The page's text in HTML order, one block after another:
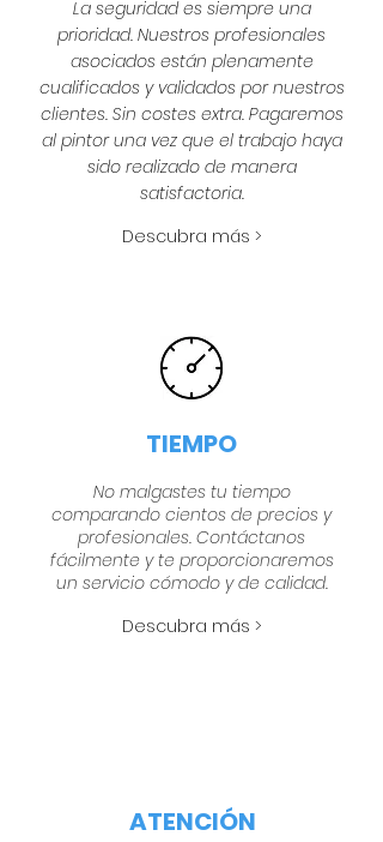
La seguridad es siempre una
prioridad. Nuestros profesionales
asociados están plenamente
cualificados y validados por nuestros
clientes. Sin costes extra. Pagaremos
al pintor una vez que el trabajo haya
sido realizado de manera
satisfactoria.
Descubra más >
TIEMPO
No malgastes tu tiempo
comparando cientos de precios y
profesionales. Contáctanos
fácilmente y te proporcionaremos
un servicio cómodo y de calidad.
Descubra más >
ATENCIÓN